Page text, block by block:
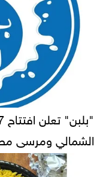
الشمالي ومرسى